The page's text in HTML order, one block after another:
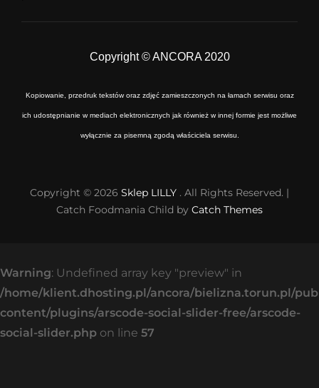
Copyright © ANCORA 2020
Kopiowanie, przedruk tekstów oraz zdjęć zamieszczonych na łamach serwisu oraz
ich udostępnianie w mediach elektronicznych jak również w innej formie jest możliwe
wyłącznie za pisemną zgodą właściciela serwisu.
Copyright © 2026 Sklep LILLY . All Rights Reserved. |
Catch Foodmania Child by Catch Themes
Warning: Undefined array key "preview" in
/home/klient.dhosting.pl/ancora/bielizna.torun.pl/
content/plugins/arscode-social-slider-free/arscode-
social-slider.php on line 57